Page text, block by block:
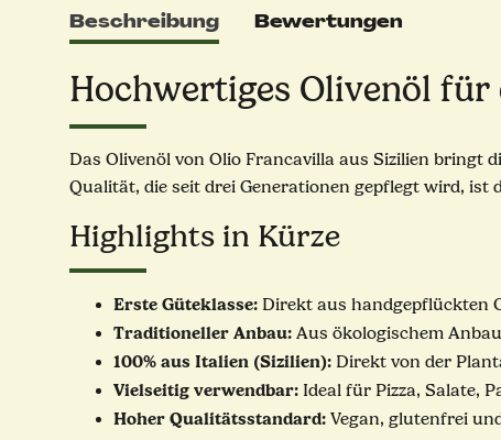
Beschreibung Bewertungen
Hochwertiges Olivenöl für
Das Olivenöl von Olio Francavilla aus Sizilien
Qualität, die seit drei Generationen gepflegt wird, ist
Highlights in Kürze
Erste Güteklasse: Direkt aus handgepflückten
Traditioneller Anbau: Aus ökologischem Anbau
100% aus Italien (Sizilien): Direkt von der
Vielseitig verwendbar: Ideal für Pizza, Salate,
Hoher Qualitätsstandard: Vegan, glutenfrei